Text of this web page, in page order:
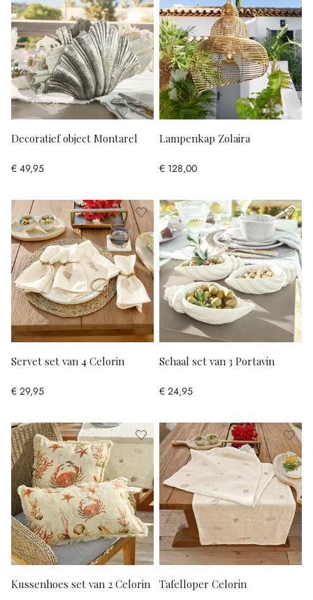
Decoratief object Montarel
€ 49,95
Lampenkap Zolaira
€ 128,00
Servet set van 4 Celorin
€ 29,95
Schaal set van 3 Portavin
€ 24,95
Kussenhoes set van 2 Celorin Tafelloper Celorin